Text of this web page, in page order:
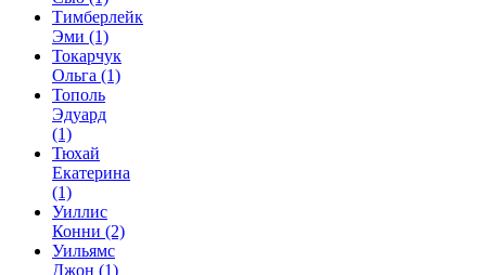
Тимберлейк
Эми (1)
Токарчук
Ольга (1)
Тополь
Эдуард
(1)
Тюхай
Екатерина
(1)
Уиллис
Конни (2)
Уильямс
Джон (1)